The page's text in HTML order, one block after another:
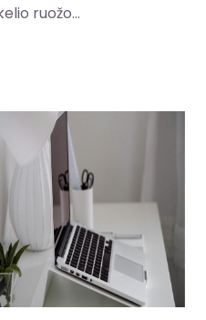
ruožo...